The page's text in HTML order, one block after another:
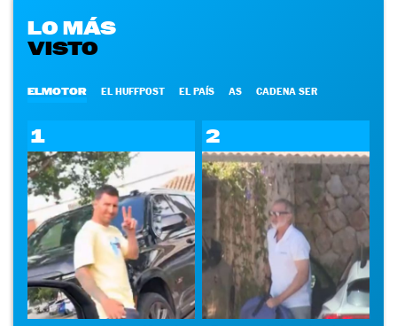
LO MÁS
VISTO
ELMOTOR EL HUFFPOST EL PAÍS AS CADENA SER
1 2